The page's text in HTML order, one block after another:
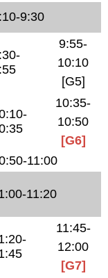
9:30
9:55-
10:10
[G5]
10:35-
10:50
[G6]
11:00
11:20
11:45-
12:00
[G7]